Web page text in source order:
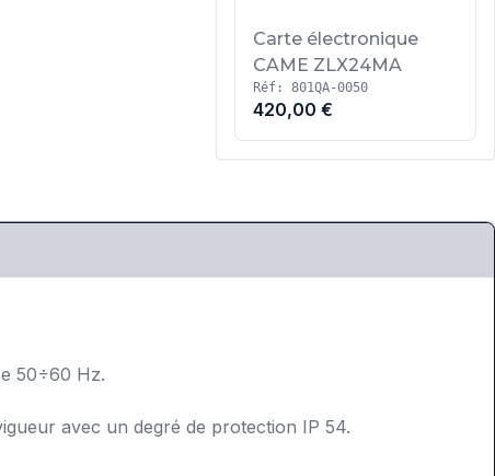
Carte électronique
CAME ZLX24MA
Réf: 801QA-0050
420,00 €
50÷60 Hz.
avec un degré de protection IP 54.